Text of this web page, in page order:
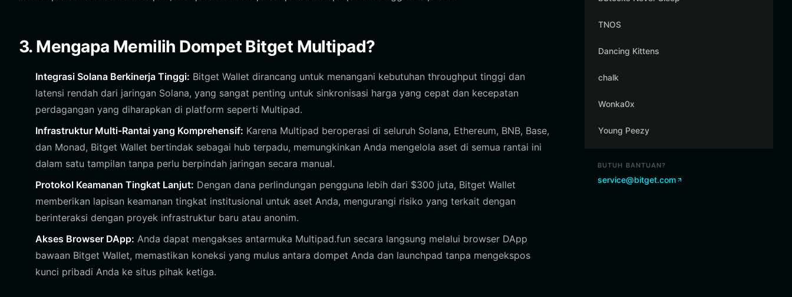
3. Mengapa Memilih Dompet Bitget Multipad?
Integrasi Solana Berkinerja Tinggi: Bitget Wallet dirancang untuk menangani kebutuhan throughput tinggi dan
latensi rendah dari jaringan Solana, yang sangat penting untuk sinkronisasi harga yang cepat dan kecepatan
perdagangan yang diharapkan di platform seperti Multipad.
Infrastruktur Multi-Rantai yang Komprehensif: Karena Multipad beroperasi di seluruh Solana, Ethereum, BNB, Base,
dan Monad, Bitget Wallet bertindak sebagai hub terpadu, memungkinkan Anda mengelola aset di semua rantai ini
dalam satu tampilan tanpa perlu berpindah jaringan secara manual.
Protokol Keamanan Tingkat Lanjut: Dengan dana perlindungan pengguna lebih dari $300 juta, Bitget Wallet
memberikan lapisan keamanan tingkat institusional untuk aset Anda, mengurangi risiko yang terkait dengan
berinteraksi dengan proyek infrastruktur baru atau anonim.
Akses Browser DApp: Anda dapat mengakses antarmuka Multipad.fun secara langsung melalui browser DApp
bawaan Bitget Wallet, memastikan koneksi yang mulus antara dompet Anda dan launchpad tanpa mengekspos
kunci pribadi Anda ke situs pihak ketiga.
TNOS
Dancing Kittens
chalk
Wonka0x
Young Peezy
BUTUH BANTUAN?
service@bitget.com